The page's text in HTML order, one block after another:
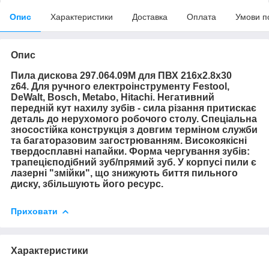
Опис Характеристики Доставка Оплата Умови
Опис
Пила дискова 297.064.09M для ПВХ 216x2.8x30
z64. Для ручного електроінструменту Festool,
DeWalt, Bosch, Metabo, Hitachi. Негативний
передній кут нахилу зубів - сила різання притискає
деталь до нерухомого робочого столу. Спеціальна
зносостійка конструкція з довгим терміном служби
та багаторазовим загострюванням. Високоякісні
твердосплавні напайки. Форма чергування зубів:
трапецієподібний зуб/прямий зуб. У корпусі пили є
лазерні "змійки", що знижують биття пильного
диску, збільшують його ресурс.
Приховати
Характеристики